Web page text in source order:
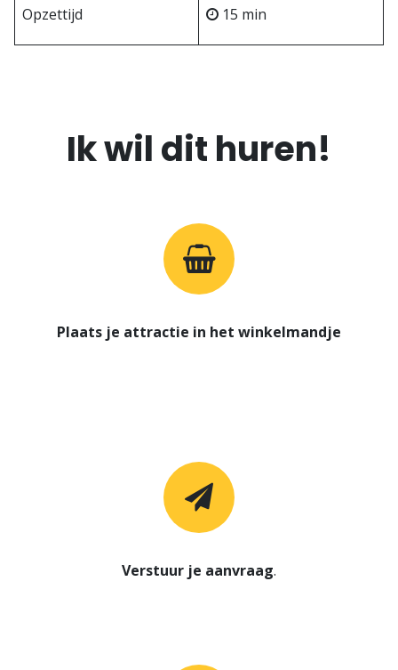
Opzettijd 15 min
Ik wil dit huren!
Plaats je attractie in het winkelmandje
Verstuur je aanvraag.